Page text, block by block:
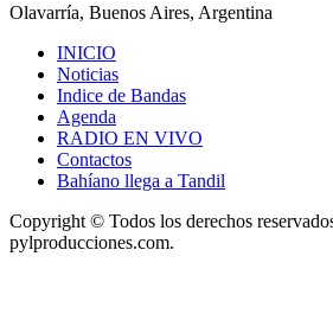
Olavarría, Buenos Aires, Argentina
INICIO
Noticias
Indice de Bandas
Agenda
RADIO EN VIVO
Contactos
Bahíano llega a Tandil
Copyright © Todos los derechos
pylproducciones.com.